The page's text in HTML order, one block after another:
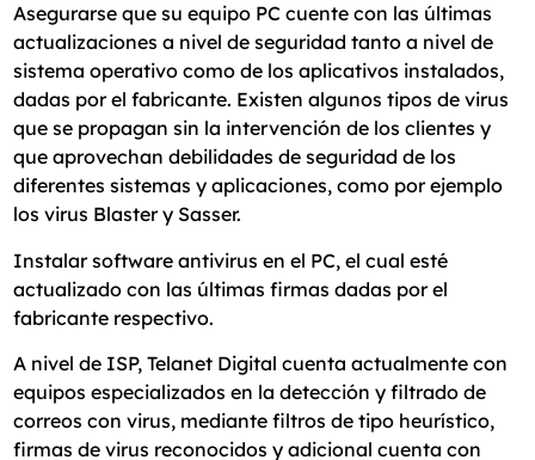
Asegurarse que su equipo PC cuente con las últimas
actualizaciones a nivel de seguridad tanto a nivel de
sistema operativo como de los aplicativos instalados,
dadas por el fabricante. Existen algunos tipos de virus
que se propagan sin la intervención de los clientes y
que aprovechan debilidades de seguridad de los
diferentes sistemas y aplicaciones, como por ejemplo
los virus Blaster y Sasser.
Instalar software antivirus en el PC, el cual esté
actualizado con las últimas firmas dadas por el
fabricante respectivo.
A nivel de ISP, Telanet Digital cuenta actualmente con
equipos especializados en la detección y filtrado de
correos con virus, mediante filtros de tipo heurístico,
firmas de virus reconocidos y adicional cuenta con